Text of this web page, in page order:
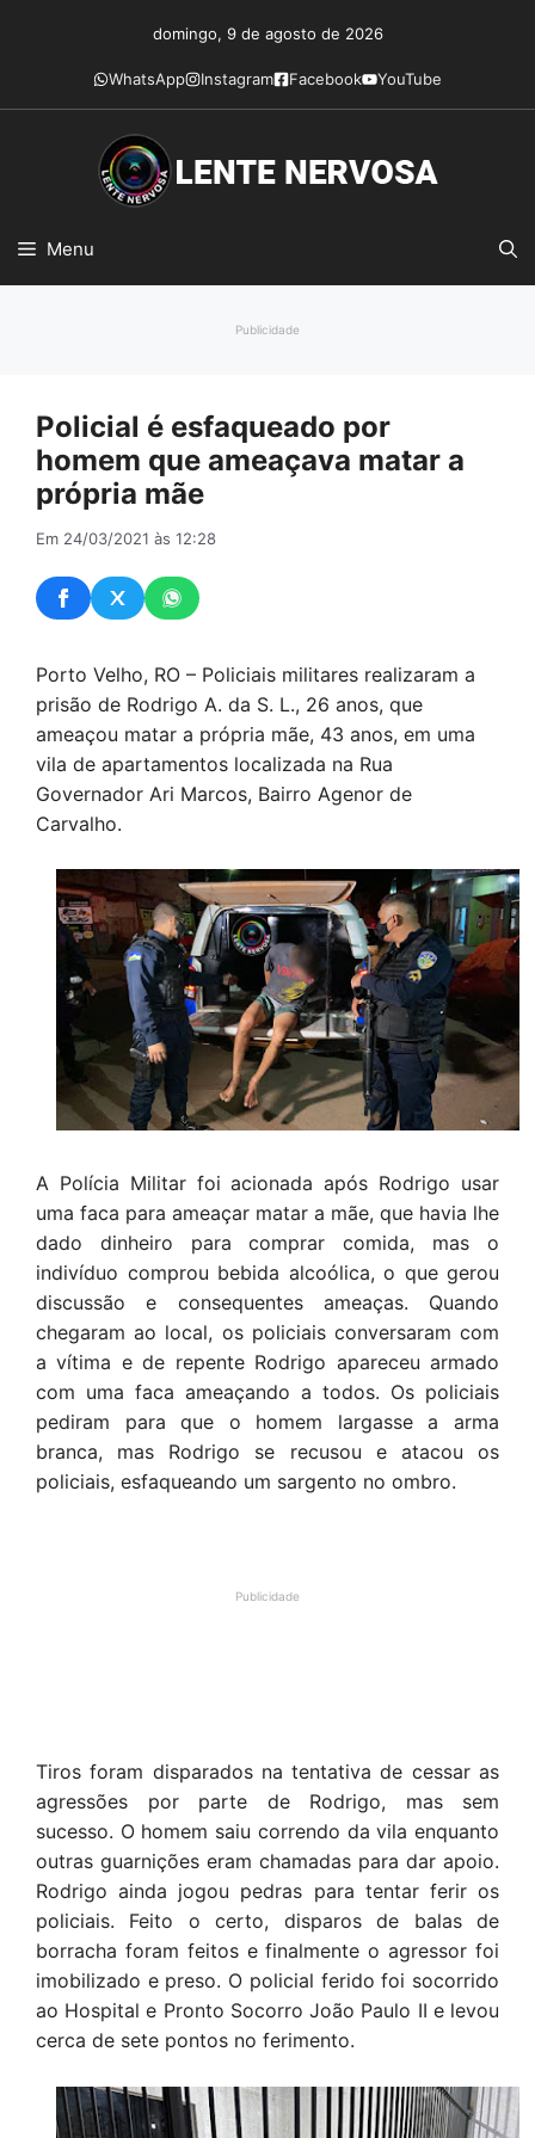
conteúdo
domingo, 9 de agosto de 2026
WhatsApp Instagram Facebook YouTube
Menu
Publicidade
Policial é esfaqueado por
homem que ameaçava matar a
própria mãe
Em 24/03/2021 às 12:28
Porto Velho, RO – Policiais militares realizaram a
prisão de Rodrigo A. da S. L., 26 anos, que
ameaçou matar a própria mãe, 43 anos, em uma
vila de apartamentos localizada na Rua
Governador Ari Marcos, Bairro Agenor de
Carvalho.
A Polícia Militar foi acionada após Rodrigo usar
uma faca para ameaçar matar a mãe, que havia lhe
dado dinheiro para comprar comida, mas o
indivíduo comprou bebida alcoólica, o que gerou
discussão e consequentes ameaças. Quando
chegaram ao local, os policiais conversaram com
a vítima e de repente Rodrigo apareceu armado
com uma faca ameaçando a todos. Os policiais
pediram para que o homem largasse a arma
branca, mas Rodrigo se recusou e atacou os
policiais, esfaqueando um sargento no ombro.
Publicidade
Tiros foram disparados na tentativa de cessar as
agressões por parte de Rodrigo, mas sem
sucesso. O homem saiu correndo da vila enquanto
outras guarnições eram chamadas para dar apoio.
Rodrigo ainda jogou pedras para tentar ferir os
policiais. Feito o certo, disparos de balas de
borracha foram feitos e finalmente o agressor foi
imobilizado e preso. O policial ferido foi socorrido
ao Hospital e Pronto Socorro João Paulo II e levou
cerca de sete pontos no ferimento.